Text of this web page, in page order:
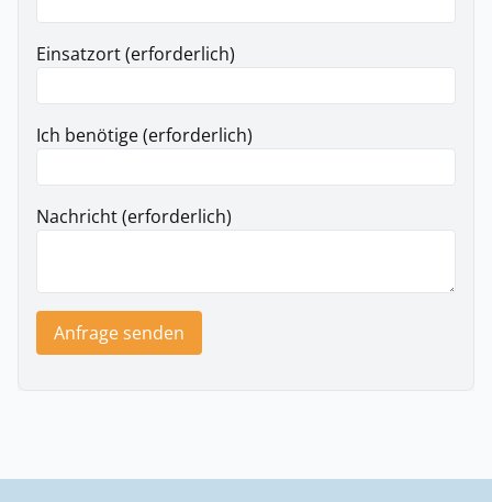
Einsatzort (erforderlich)
Ich benötige (erforderlich)
Nachricht (erforderlich)
Anfrage senden